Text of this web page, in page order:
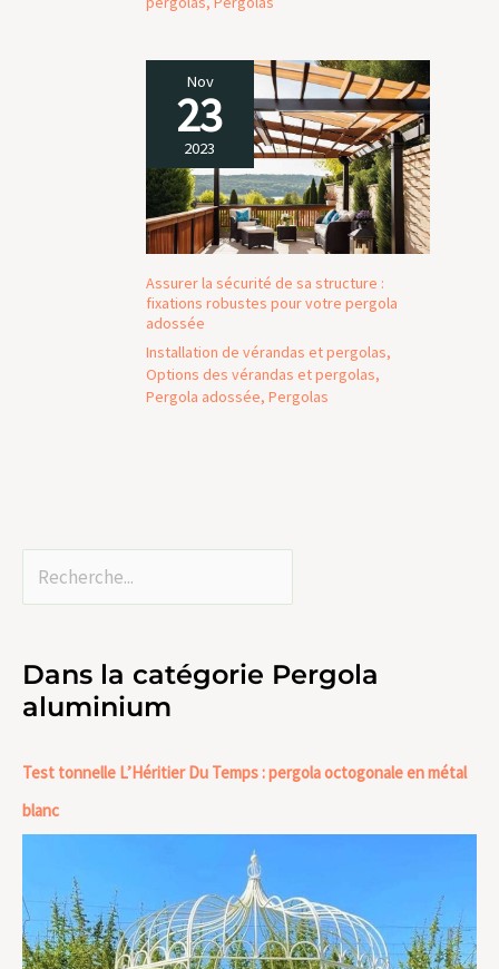
Nov
23
2023
Assurer la sécurité de sa structure :
fixations robustes pour votre pergola
adossée
Installation de vérandas et pergolas,
Options des vérandas et pergolas,
Pergola adossée, Pergolas
Dans la catégorie Pergola
aluminium
Test tonnelle L’Héritier Du Temps : pergola octogonale en métal
blanc